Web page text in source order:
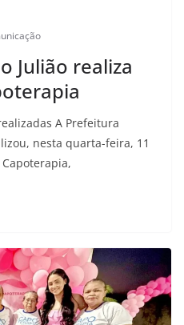
Julião realiza
A Prefeitura
nesta quarta-feira, 11